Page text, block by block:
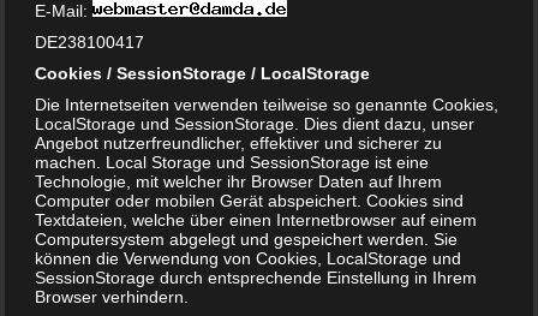
Malzbier trinken in der Stillzeit – Wird die Milchmenge
E-Mail:
DE238100417
Cookies / SessionStorage / LocalStorage
Die Internetseiten verwenden teilweise so genannte Cookies,
LocalStorage und SessionStorage. Dies dient dazu, unser
Angebot nutzerfreundlicher, effektiver und sicherer zu
machen. Local Storage und SessionStorage ist eine
Technologie, mit welcher ihr Browser Daten auf Ihrem
Computer oder mobilen Gerät abspeichert. Cookies sind
Textdateien, welche über einen Internetbrowser auf einem
Computersystem abgelegt und gespeichert werden. Sie
können die Verwendung von Cookies, LocalStorage und
SessionStorage durch entsprechende Einstellung in Ihrem
Browser verhindern.